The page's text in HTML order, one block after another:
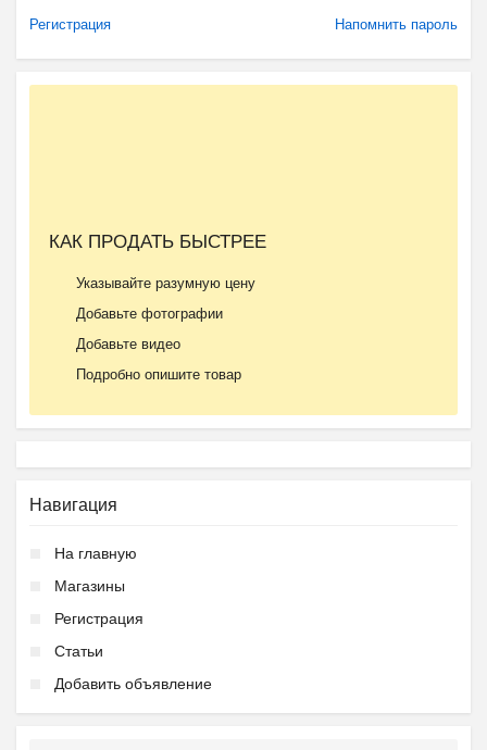
Регистрация Напомнить пароль
КАК ПРОДАТЬ БЫСТРЕЕ
Указывайте разумную цену
Добавьте фотографии
Добавьте видео
Подробно опишите товар
Навигация
На главную
Магазины
Регистрация
Статьи
Добавить объявление